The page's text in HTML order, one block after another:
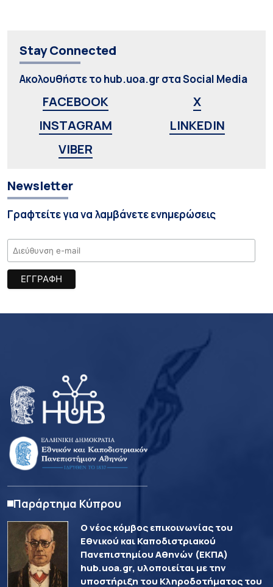
Stay Connected
Ακολουθήστε το hub.uoa.gr στα Social Media
FACEBOOK
X
INSTAGRAM
LINKEDIN
VIBER
Newsletter
Γραφτείτε για να λαμβάνετε ενημερώσεις
Παράρτημα Κύπρου
Ο νέος κόμβος επικοινωνίας του
Εθνικού και Καποδιστριακού
Πανεπιστημίου Αθηνών (ΕΚΠΑ)
hub.uoa.gr, υλοποιείται με την
υποστήριξη του Κληροδοτήματος του